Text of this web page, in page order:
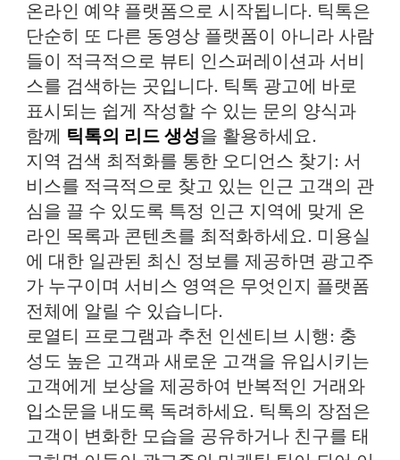
온라인 예약 플랫폼으로 시작됩니다. 틱톡은
단순히 또 다른 동영상 플랫폼이 아니라 사람
들이 적극적으로 뷰티 인스퍼레이션과 서비
스를 검색하는 곳입니다. 틱톡 광고에 바로
표시되는 쉽게 작성할 수 있는 문의 양식과
함께 틱톡의 리드 생성을 활용하세요.
지역 검색 최적화를 통한 오디언스 찾기 : 서
비스를 적극적으로 찾고 있는 인근 고객의 관
심을 끌 수 있도록 특정 인근 지역에 맞게 온
라인 목록과 콘텐츠를 최적화하세요. 미용실
에 대한 일관된 최신 정보를 제공하면 광고주
가 누구이며 서비스 영역은 무엇인지 플랫폼
전체에 알릴 수 있습니다.
로열티 프로그램과 추천 인센티브 시행: 충
성도 높은 고객과 새로운 고객을 유입시키는
고객에게 보상을 제공하여 반복적인 거래와
입소문을 내도록 독려하세요. 틱톡의 장점은
고객이 변화한 모습을 공유하거나 친구를 태